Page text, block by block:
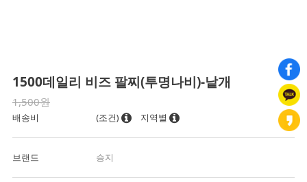
1500데일리 비즈 팔찌(투명나비)-낱개
1,500원
배송비 (조건) 지역별
브랜드 승지